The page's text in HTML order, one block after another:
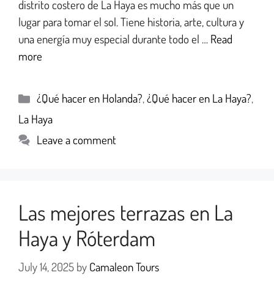
distrito costero de La Haya es mucho más que un
lugar para tomar el sol. Tiene historia, arte, cultura y
una energía muy especial durante todo el … Read
more
¿Qué hacer en Holanda?,¿Qué hacer en La Haya?,
La Haya
Leave a comment
Las mejores terrazas en La
Haya y Róterdam
July 14, 2025 by Camaleon Tours